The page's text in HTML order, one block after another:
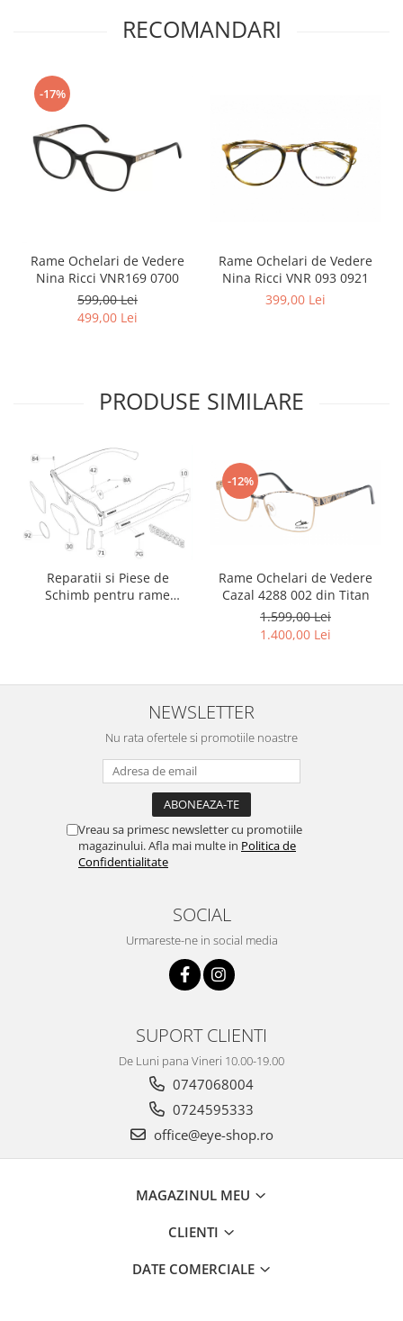
Zeiss
RECOMANDARI
-17%
Rame Ochelari de Vedere
Nina Ricci VNR169 0700
599,00 Lei
499,00 Lei
Rame Ochelari de Vedere
Nina Ricci VNR 093 0921
399,00 Lei
PRODUSE SIMILARE
Reparatii si Piese de
Schimb pentru rame
-12%
Rame Ochelari de Vedere
Cazal 4288 002 din Titan
1.599,00 Lei
1.400,00 Lei
NEWSLETTER
Nu rata ofertele si promotiile noastre
Vreau sa primesc newsletter cu promotiile
magazinului. Afla mai multe in Politica de
Confidentialitate
SOCIAL
Urmareste-ne in social media
SUPORT CLIENTI
De Luni pana Vineri 10.00-19.00
0747068004
0724595333
office@eye-shop.ro
MAGAZINUL MEU
CLIENTI
DATE COMERCIALE